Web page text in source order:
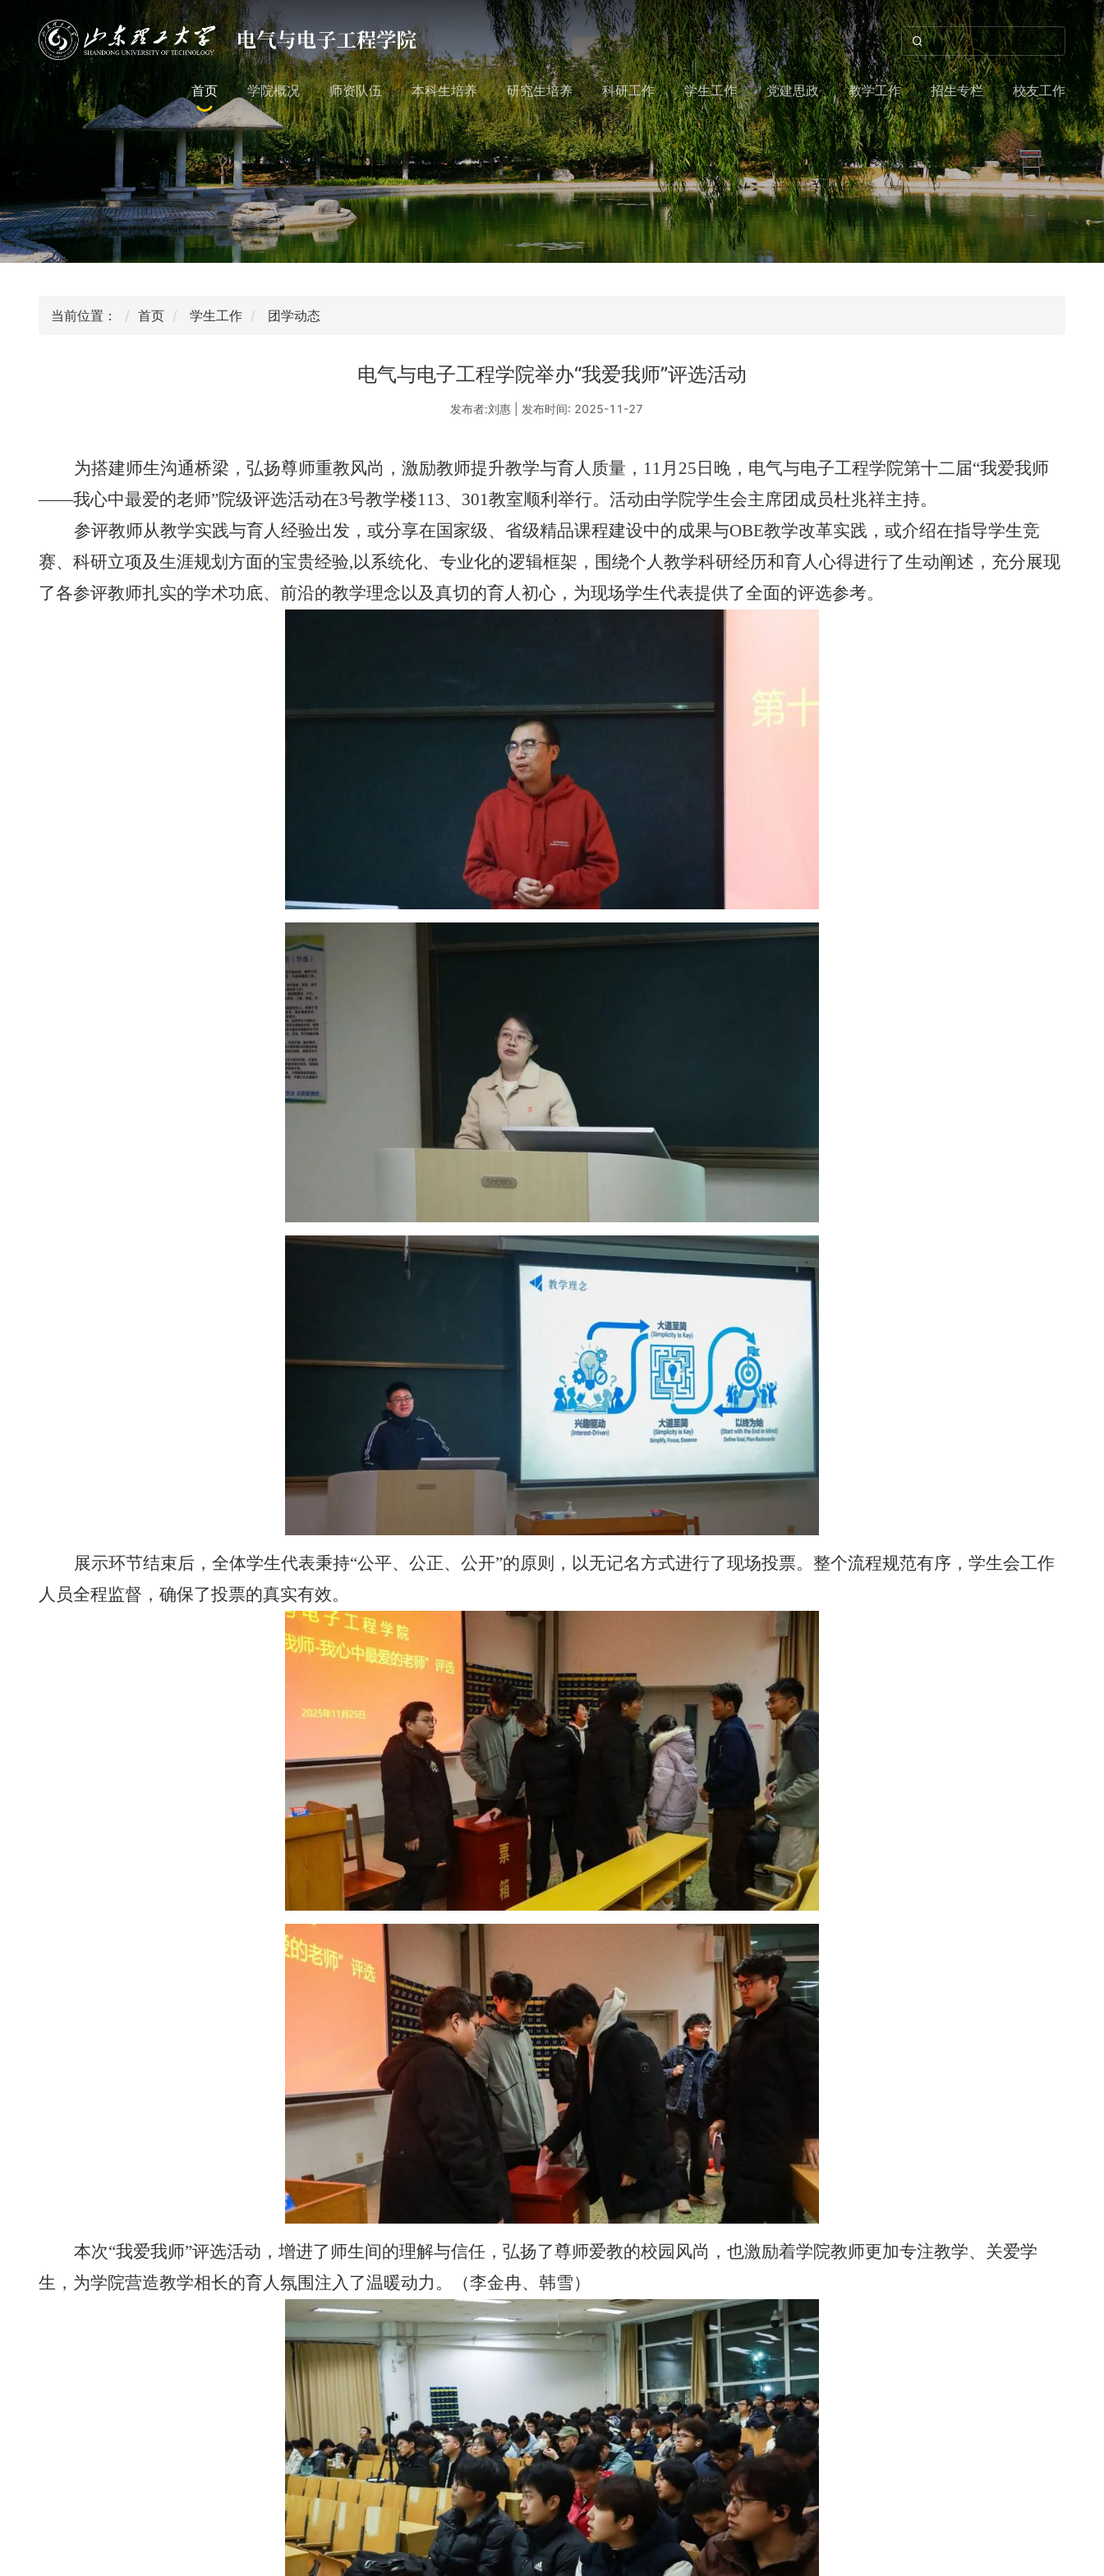
首页 学院概况 师资队伍 本科生培养 研究生培养 科研工作 学生工作 党建思政 教学工作 招生专栏 校友工作
当前位置： 首页 学生工作 团学动态
电气与电子工程学院举办“我爱我师”评选活动
发布者:刘惠 | 发布时间: 2025-11-27
为搭建师生沟通桥梁，弘扬尊师重教风尚，激励教师提升教学与育人质量， 11月 25 日晚，电气与电子工程学院第十二届“我爱我师
——我心中最爱的老师”院级评选活动在3号教学楼113、 301教室顺利举行。活动由学院学生会主席团成员杜兆祥主持。
参评教师从教学实践与育人经验出发，或分享在国家级、省级精品课程建设中的成果与OBE教学改革实践，或介绍在指导学生竞
赛、科研立项及生涯规划方面的宝贵经验,以系统化、专业化的逻辑框架，围绕个人教学科研经历和育人心得进行了生动阐述，充分展现
了各参评教师扎实的学术功底、前沿的教学理念以及真切的育人初心，为现场学生代表提供了全面的评选参考。
展示环节结束后，全体学生代表秉持“公平、公正、公开”的原则，以无记名方式进行了现场投票。整个流程规范有序，学生会工作
人员全程监督，确保了投票的真实有效。
本次“我爱我师”评选活动，增进了师生间的理解与信任，弘扬了尊师爱教的校园风尚，也激励着学院教师更加专注教学、关爱学
生，为学院营造教学相长的育人氛围注入了温暖动力。（李金冉、韩雪）